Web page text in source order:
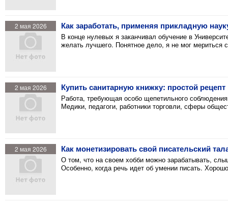
2 мая 2026 Как заработать, применяя прикладную
В конце нулевых я заканчивал обучение в
желать лучшего. Понятное дело, я не мог мериться
2 мая 2026 Купить санитарную книжку: простой рецепт
Работа, требующая особо щепетильного
Медики, педагоги, работники торговли, сферы
2 мая 2026 Как монетизировать свой писательский
О том, что на своем хобби можно зарабатывать,
Особенно, когда речь идет об умении писать.